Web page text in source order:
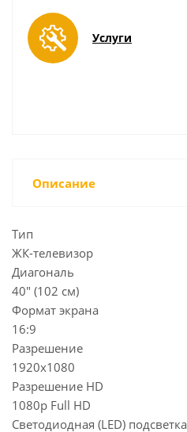
Услуги
Описание
Тип
ЖК-телевизор
Диагональ
40" (102 см)
Формат экрана
16:9
Разрешение
1920x1080
Разрешение HD
1080p Full HD
Светодиодная (LED) подсветка